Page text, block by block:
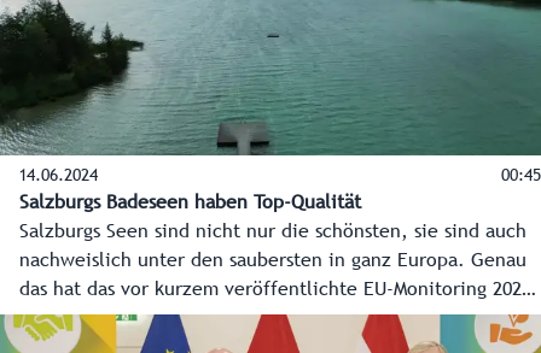
14.06.2024 00:45
Salzburgs Badeseen haben Top-Qualität
Salzburgs Seen sind nicht nur die schönsten, sie sind auch
nachweislich unter den saubersten in ganz Europa. Genau
das hat das vor kurzem veröffentlichte EU-Monitoring 2024
wieder einmal bestätigt und auch die aktuelle Messung der
Agentur für Gesundheit und Ernährungssicherheit (AGES) in